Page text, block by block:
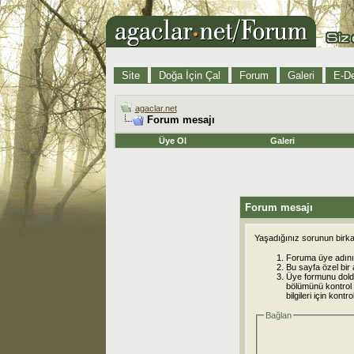
Site Doğa İçin Çal Forum Galeri E-
agaclar.net
Forum mesajı
Üye Ol Galeri
Forum mesajı
Yaşadığınız sorunun
Foruma üye
Bu sayfa özel bir
Üye formunu
bölümünü kontrol
bilgileri için
Bağlan